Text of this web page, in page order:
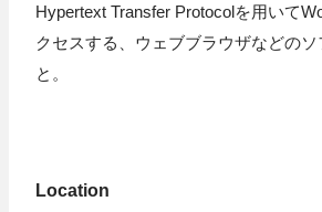
Hypertext Transfer Protocolを用いて
クセスする、ウェブブラウザなどのソ
と。
Location